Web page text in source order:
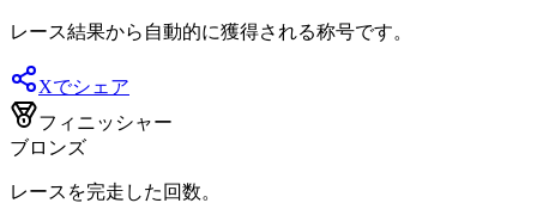
レース結果から自動的に獲得される称号です。
Xでシェア
フィニッシャー
ブロンズ
レースを完走した回数。